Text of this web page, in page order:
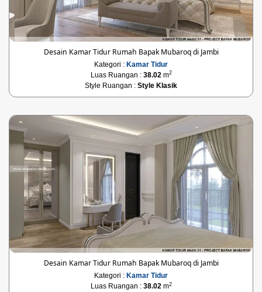
Desain Kamar Tidur Rumah Bapak Mubaroq di Jambi
Kategori : Kamar Tidur
Luas Ruangan : 38.02 m2
Style Ruangan : Style Klasik
Desain Kamar Tidur Rumah Bapak Mubaroq di Jambi
Kategori : Kamar Tidur
Luas Ruangan : 38.02m2